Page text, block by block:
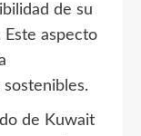
de su
Este aspecto
de Kuwait